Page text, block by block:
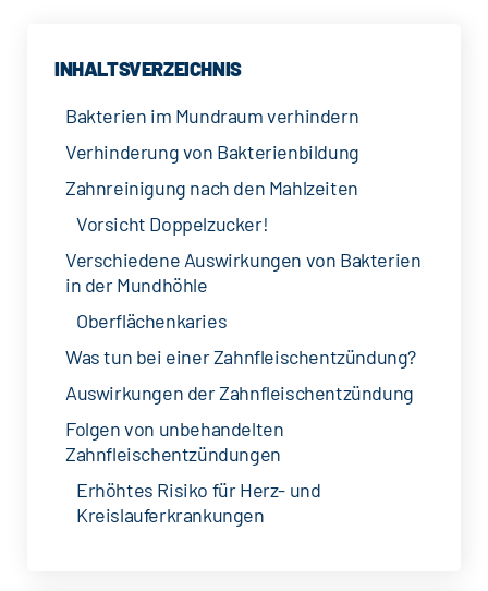
INHALTSVERZEICHNIS
Bakterien im Mundraum verhindern
Verhinderung von Bakterienbildung
Zahnreinigung nach den Mahlzeiten
Vorsicht Doppelzucker!
Verschiedene Auswirkungen von Bakterien
in der Mundhöhle
Oberflächenkaries
Was tun bei einer Zahnfleischentzündung?
Auswirkungen der Zahnfleischentzündung
Folgen von unbehandelten
Zahnfleischentzündungen
Erhöhtes Risiko für Herz- und
Kreislauferkrankungen